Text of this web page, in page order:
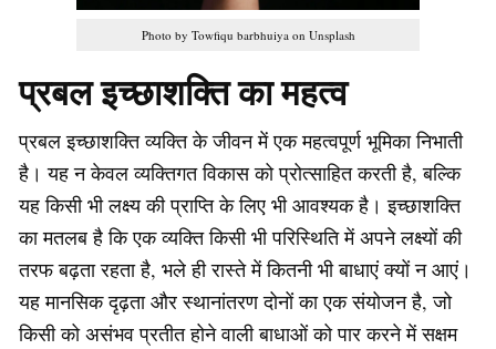
Photo by Towfiqu barbhuiya on Unsplash
प्रबल इच्छाशक्ति का महत्व
प्रबल इच्छाशक्ति व्यक्ति के जीवन में एक महत्वपूर्ण भूमिका निभाती
है। यह न केवल व्यक्तिगत विकास को प्रोत्साहित करती है, बल्कि
यह किसी भी लक्ष्य की प्राप्ति के लिए भी आवश्यक है। इच्छाशक्ति
का मतलब है कि एक व्यक्ति किसी भी परिस्थिति में अपने लक्ष्यों की
तरफ बढ़ता रहता है, भले ही रास्ते में कितनी भी बाधाएं क्यों न आएं।
यह मानसिक दृढ़ता और स्थानांतरण दोनों का एक संयोजन है, जो
किसी को असंभव प्रतीत होने वाली बाधाओं को पार करने में सक्षम